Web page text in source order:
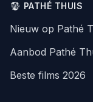
PATHÉ THUIS
Nieuw op Pathé
Aanbod Pathé
Beste films 2026